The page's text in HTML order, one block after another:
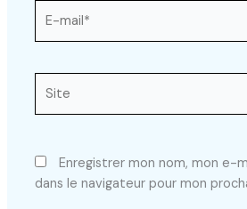
mail*
Enregistrer mon nom, mon e-
dans le navigateur pour mon